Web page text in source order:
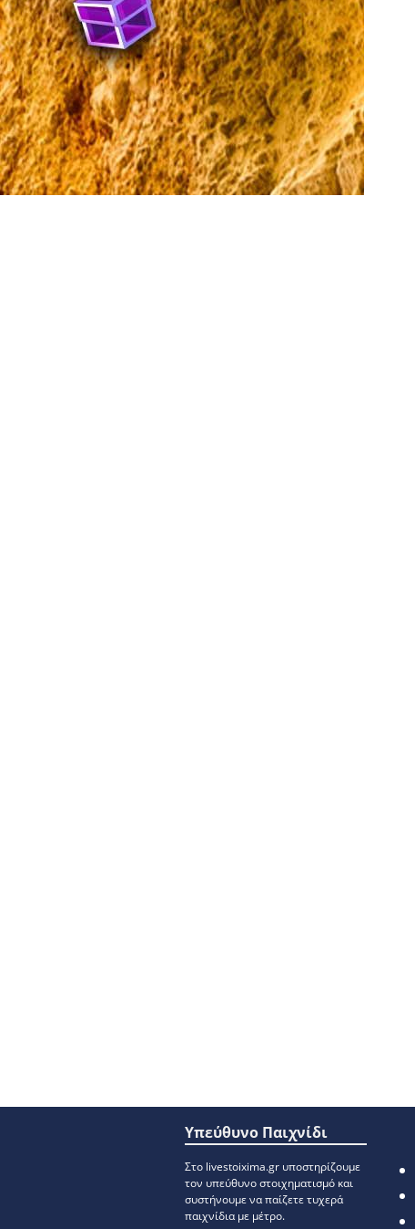
Υπεύθυνο Παιχνίδι
Στο livestoixima.gr υποστηρίζουμε
τον υπεύθυνο στοιχηματισμό και
συστήνουμε να παίζετε τυχερά
παιχνίδια με μέτρο.